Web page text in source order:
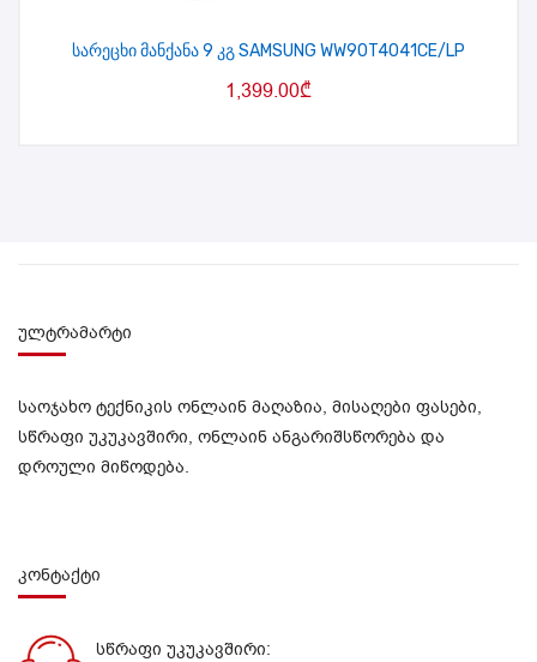
სარეცხი მანქანა 9 კგ SAMSUNG WW90T4041CE/LP
1,399.00₾
ულტრამარტი
საოჯახო ტექნიკის ონლაინ მაღაზია, მისაღები ფასები,
სწრაფი უკუკავშირი, ონლაინ ანგარიშსწორება და
დროული მიწოდება.
კონტაქტი
სწრაფი უკუკავშირი: